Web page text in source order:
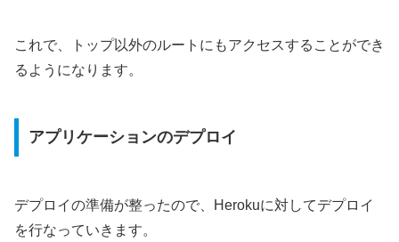
これで、トップ以外のルートにもアクセスすることができ
るようになります。
アプリケーションのデプロイ
デプロイの準備が整ったので、Herokuに対してデプロイ
を行なっていきます。